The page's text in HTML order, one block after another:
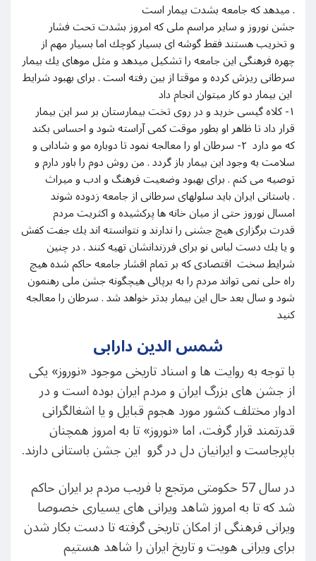
ميدهد كه جامعه بشدت بيمار است .
و تخريب هستند فقط گوشه اى بسيار كوچك اما بسيار مهم از
چهره فرهنگى اين جامعه را تشكيل ميدهد و مثل موهاى يك بيمار
سرطانى ريزش كرده و موقتا از بين رفته است . براى بهبود شرايط
اين بيمار دو كار ميتوان انجام داد
١- كلاه گيسى خريد و در روى تخت بيمارستان بر سر اين بيمار
قرار داد تا ظاهر او بطور موقت كمى آراسته شود و احساس بكند
كه مو دارد ٢- سرطان او را معالجه نمود تا دوباره مو و شادابى و
سلامت به وجود اين بيمار باز گردد . من روش دوم را باور دارم و
توصيه مى كنم . براى بهبود وضعيت فرهنگ و ادب و ميراث
باستانى ايران بايد سلولهاى سرطانى از جامعه زدوده شوند .
قدرت برگزارى هيچ جشنى را ندارند و نتوانسته اند يك جفت كفش
و يا يك دست لباس نو براى فرزندانشان تهيه كنند . در چنين
شرايط سخت اقتصادى كه بر تمام اقشار جامعه حاكم شده هيچ
راه حلى نمى تواند مردم را به برپائى هيچگونه جشن ملى رهنمون
شود و سال بعد حال اين بيمار بدتر خواهد شد . سرطان را معالجه
كنيد
شمس الدین دارابی
با توجه به روایت ها و اسناد تاریخی موجود «نوروز» یکی
از جشن های بزرگ ایران و مردم ایران بوده است و در
ادوار مختلف کشور مورد هجوم قبایل و یا اشغالگرانی
قدرتمند قرار گرفت، اما «نوروز» تا به امروز همچنان
باپرجاست و ایرانیان دل در گرو این جشن باستانی دارند.
در سال 57 حکومتی مرتجع با فریب مردم بر ایران حاکم
شد که تا به امروز شاهد ویرانی های یسیاری خصوصا
ویرانی فرهنگی از امکان تاریخی گرفته تا دست بکار شدن
برای ویرانی هویت و تاریخ ایران را شاهد هستیم